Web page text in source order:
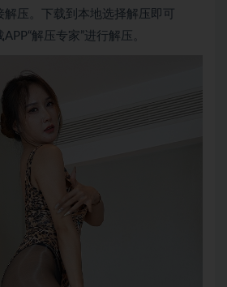
压。下载到本地选择解压即可
解压专家”进行解压。